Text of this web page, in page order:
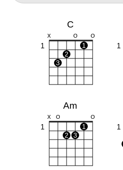
C
X O O
1
1
2
3
1
Am
X O O
1
1
2
3
1